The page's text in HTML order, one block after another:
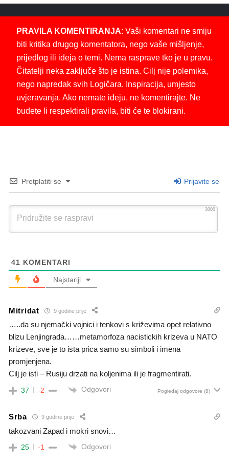
PRAVILA KOMENTIRANJA: Vaši komentari ne smiju
biti kritika drugog komentatora, nego vaše mišljenje,
prijedlog ili ideja o temi. Nema rasprave tko je u pravu.
Čitatelji neka zaključe što je istina. Cilj nije polemika,
nego napredak svih Logičara. Inspiracija, umjesto
uvjeravanja. Ako nemate ideju, ne komentirajte. Ne
budete li respektirali pravila, biti će te blokirani.
Pretplatiti se Prijavite se
3000
41 KOMENTARI
Najstariji
Mitridat 9 godine prije
…..da su njemački vojnici i tenkovi s križevima opet relativno
blizu Lenjingrada……metamorfoza nacistickih krizeva u NATO
krizeve, sve je to ista prica samo su simboli i imena
promjenjena.
Cilj je isti – Rusiju drzati na koljenima ili je fragmentirati.
37 -2 Odgovori Pogledaj odgovore (8)
Srba 9 godine prije
takozvani Zapad i mokri snovi…
25 -1 Odgovori